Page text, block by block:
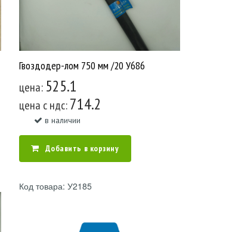
Гвоздодер-лом 750 мм /20 У686
цена: 525.1
цена c ндс:714.2
в наличии
Добавить в корзину
Код товара: У2185